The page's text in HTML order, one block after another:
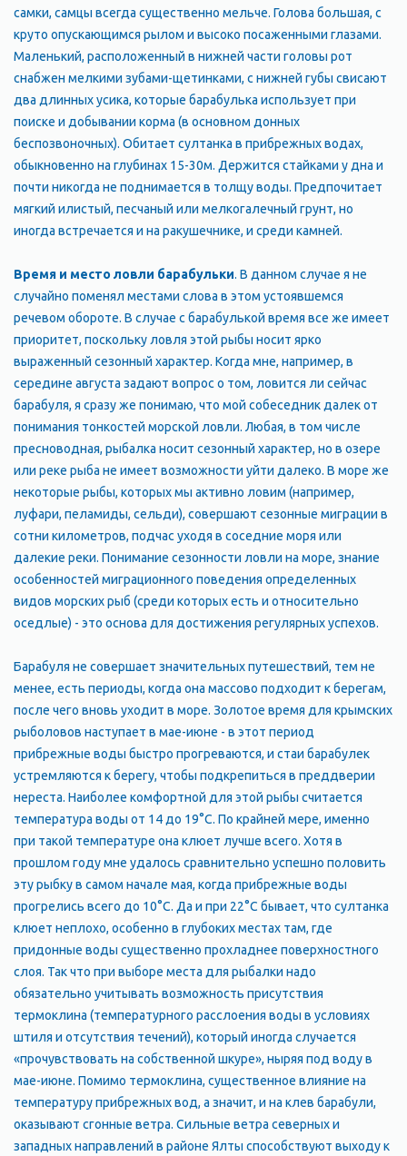
самки, самцы всегда существенно мельче. Голова большая, с
круто опускающимся рылом и высоко посаженными глазами.
Маленький, расположенный в нижней части головы рот
снабжен мелкими зубами-щетинками, с нижней губы свисают
два длинных усика, которые барабулька использует при
поиске и добывании корма (в основном донных
беспозвоночных). Обитает султанка в прибрежных водах,
обыкновенно на глубинах 15-30м. Держится стайками у дна и
почти никогда не поднимается в толщу воды. Предпочитает
мягкий илистый, песчаный или мелкогалечный грунт, но
иногда встречается и на ракушечнике, и среди камней.
Время и место ловли барабульки. В данном случае я не
случайно поменял местами слова в этом устоявшемся
речевом обороте. В случае с барабулькой время все же имеет
приоритет, поскольку ловля этой рыбы носит ярко
выраженный сезонный характер. Когда мне, например, в
середине августа задают вопрос о том, ловится ли сейчас
барабуля, я сразу же понимаю, что мой собеседник далек от
понимания тонкостей морской ловли. Любая, в том числе
пресноводная, рыбалка носит сезонный характер, но в озере
или реке рыба не имеет возможности уйти далеко. В море же
некоторые рыбы, которых мы активно ловим (например,
луфари, пеламиды, сельди), совершают сезонные миграции в
сотни километров, подчас уходя в соседние моря или
далекие реки. Понимание сезонности ловли на море, знание
особенностей миграционного поведения определенных
видов морских рыб (среди которых есть и относительно
оседлые) - это основа для достижения регулярных успехов.
Барабуля не совершает значительных путешествий, тем не
менее, есть периоды, когда она массово подходит к берегам,
после чего вновь уходит в море. Золотое время для крымских
рыболовов наступает в мае-июне - в этот период
прибрежные воды быстро прогреваются, и стаи барабулек
устремляются к берегу, чтобы подкрепиться в преддверии
нереста. Наиболее комфортной для этой рыбы считается
температура воды от 14 до 19°С. По крайней мере, именно
при такой температуре она клюет лучше всего. Хотя в
прошлом году мне удалось сравнительно успешно половить
эту рыбку в самом начале мая, когда прибрежные воды
прогрелись всего до 10°С. Да и при 22°С бывает, что султанка
клюет неплохо, особенно в глубоких местах там, где
придонные воды существенно прохладнее поверхностного
слоя. Так что при выборе места для рыбалки надо
обязательно учитывать возможность присутствия
термоклина (температурного расслоения воды в условиях
штиля и отсутствия течений), который иногда случается
«прочувствовать на собственной шкуре», ныряя под воду в
мае-июне. Помимо термоклина, существенное влияние на
температуру прибрежных вод, а значит, и на клев барабули,
оказывают сгонные ветра. Сильные ветра северных и
западных направлений в районе Ялты способствуют выходу к